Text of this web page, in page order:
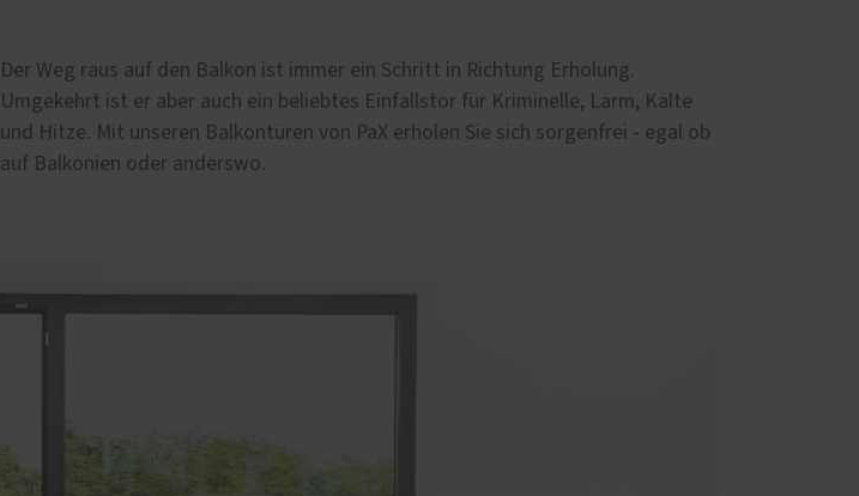
Der Weg raus auf den Balkon ist immer ein Schritt in Richtung Erholung.
Umgekehrt ist er aber auch ein beliebtes Einfallstor für Kriminelle, Lärm, Kälte
und Hitze. Mit unseren Balkontüren von PaX erholen Sie sich sorgenfrei - egal ob
auf Balkonien oder anderswo.